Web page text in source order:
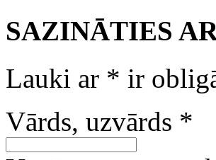
SAZINĀTIES
Lauki ar * ir
Vārds, uzvārds *